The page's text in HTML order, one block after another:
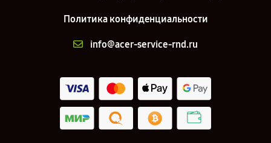
Политика конфиденциальности
info@acer-service-rnd.ru